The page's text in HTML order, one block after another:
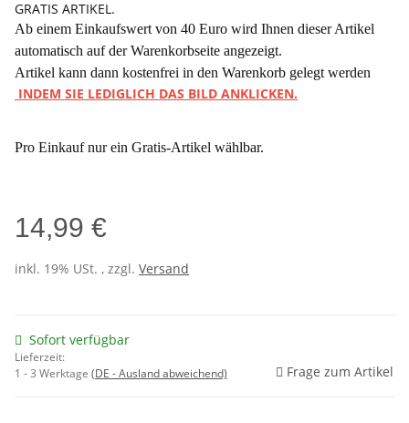
GRATIS ARTIKEL.
Ab einem Einkaufswert von 40 Euro wird Ihnen dieser Artikel
automatisch auf der Warenkorbseite angezeigt.
Artikel kann dann kostenfrei in den Warenkorb gelegt werden
INDEM SIE LEDIGLICH DAS BILD ANKLICKEN.
Pro Einkauf nur ein Gratis-Artikel wählbar.
14,99 €
inkl. 19% USt. , zzgl. Versand
Sofort verfügbar
Lieferzeit:
1 - 3 Werktage (DE - Ausland abweichend) Frage zum Artikel